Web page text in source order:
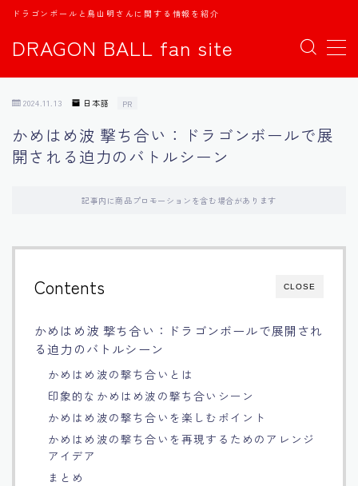
DRAGON BALL fan site
ドラゴンボールと鳥山明さんに関する情報を紹介
MENU
日本語
中文
Español
اللغة العربية
Français
Bahasa Indonesia
Português
2024.11.13 日本語 PR
かめはめ波 撃ち合い：ドラゴンボールで展
開される迫力のバトルシーン
記事内に商品プロモーションを含む場合があります
CLOSE
Contents
かめはめ波 撃ち合い：ドラゴンボールで展開され
る迫力のバトルシーン
かめはめ波の撃ち合いとは
印象的なかめはめ波の撃ち合いシーン
かめはめ波の撃ち合いを楽しむポイント
かめはめ波の撃ち合いを再現するためのアレンジ
アイデア
まとめ